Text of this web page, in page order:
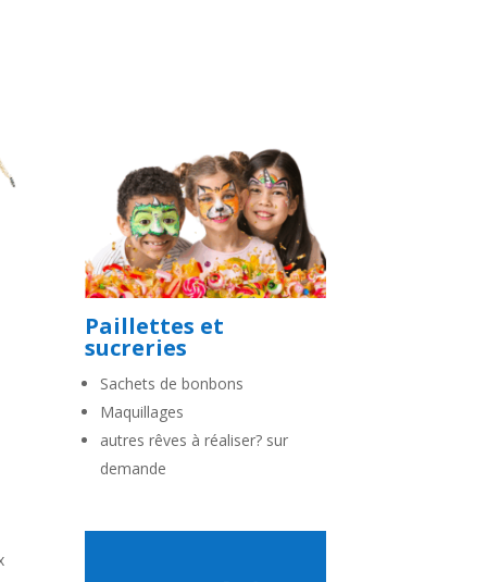
Paillettes et
sucreries
Sachets de bonbons
Maquillages
autres rêves à réaliser? sur
demande